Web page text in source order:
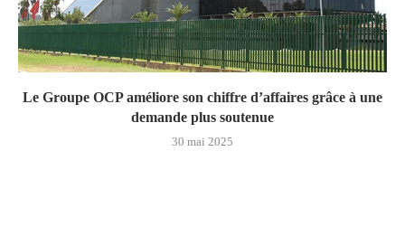
Le Groupe OCP améliore son chiffre d’affaires grâce à une
demande plus soutenue
30 mai 2025